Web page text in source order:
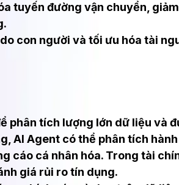
tuyến đường vận chuyển,
con người và tối ưu hóa tài
phân tích lượng lớn dữ liệu và
AI Agent có thể phân tích
cáo cá nhân hóa. Trong tài
giá rủi ro tín dụng.